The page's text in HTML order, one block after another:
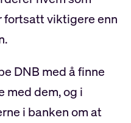
fortsatt viktigere enn
DNB med å finne
med dem, og i
i banken om at